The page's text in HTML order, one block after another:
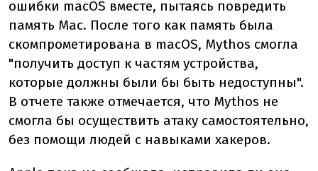
ошибки macOS вместе, пытаясь повредить
память Mac. После того как память была
скомпрометирована в macOS, Mythos смогла
"получить доступ к частям устройства,
которые должны были бы быть недоступны".
В отчете также отмечается, что Mythos не
смогла бы осуществить атаку самостоятельно,
без помощи людей с навыками хакеров.